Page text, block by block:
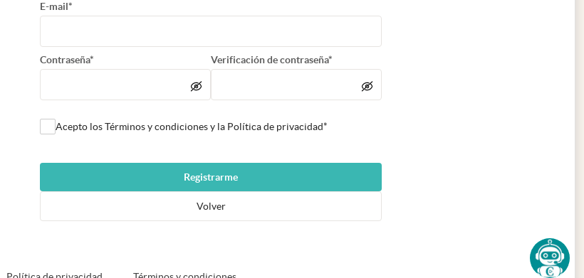
E-mail*
Contraseña* Verificación de contraseña*
Acepto los Términos y condiciones y la Política de privacidad*
Registrarme
Volver